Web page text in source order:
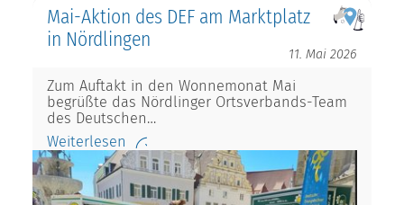
Mai-Aktion des DEF am Marktplatz
in Nördlingen
11. Mai 2026
Zum Auftakt in den Wonnemonat Mai
begrüßte das Nördlinger Ortsverbands-Team
des Deutschen…
Weiterlesen